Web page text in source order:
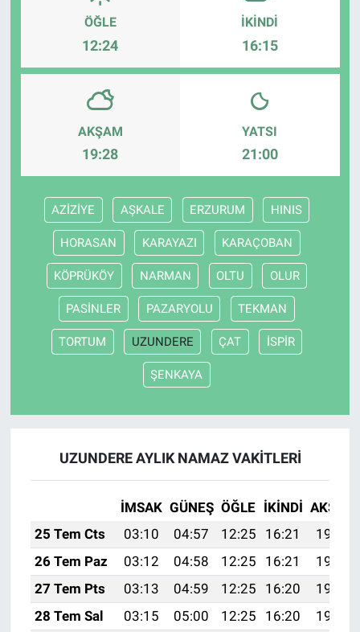
ÖĞLE
12:24
İKINDI
16:15
AKŞAM
19:28
YATSI
21:00
AZİZİYE AŞKALE ERZURUM HINIS
HORASAN KARAYAZI KARAÇOBAN
KÖPRÜKÖY NARMAN OLTU OLUR
PASİNLER PAZARYOLU TEKMAN
TORTUM UZUNDERE ÇAT İSPİR
ŞENKAYA
UZUNDERE AYLIK NAMAZ VAKITLERI
İMSAK GÜNEŞ ÖĞLE İKINDI AKŞAM
25 Tem Cts
03:10 04:57 12:25 16:21
19:44
26 Tem Paz
03:12 04:58 12:25 16:21
19:43
27 Tem Pts
03:13 04:59 12:25 16:20
19:42
28 Tem Sal
03:15 05:00 12:25 16:20
19:41